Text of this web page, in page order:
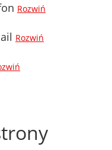
Rozwiń
Rozwiń